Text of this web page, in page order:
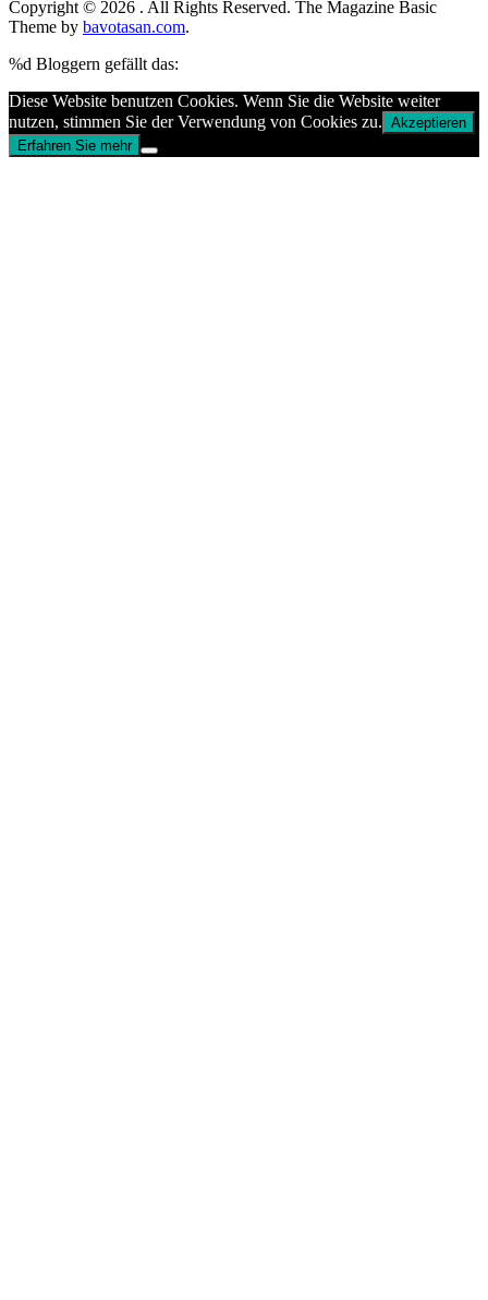
Copyright © 2026 . All Rights Reserved. The Magazine Basic
Theme by bavotasan.com.
%d Bloggern gefällt das:
Diese Website benutzen Cookies. Wenn Sie die Website weiter
nutzen, stimmen Sie der Verwendung von Cookies zu. Akzeptieren
Erfahren Sie mehr